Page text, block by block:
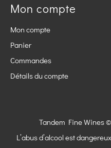
Mon compte
Mon compte
Panier
Commandes
Détails du compte
Tandem Fine Wines
L’abus d’alcool est